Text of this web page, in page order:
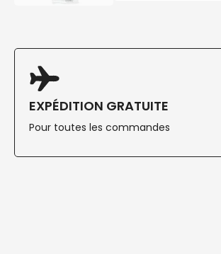
EXPÉDITION GRATUITE
Pour toutes les commandes